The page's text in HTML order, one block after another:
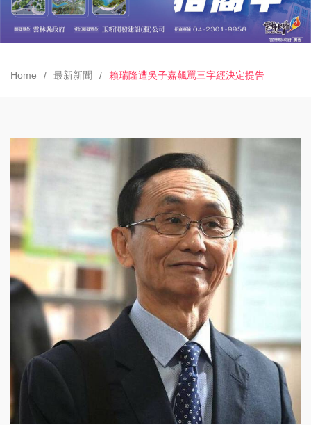
Home 最新新聞 賴瑞隆遭吳子嘉飆罵三字經決定提告